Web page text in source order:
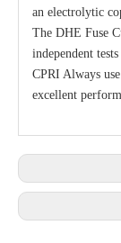
an electrolytic
The DHE Fuse
independent
CPRI Always
excellent